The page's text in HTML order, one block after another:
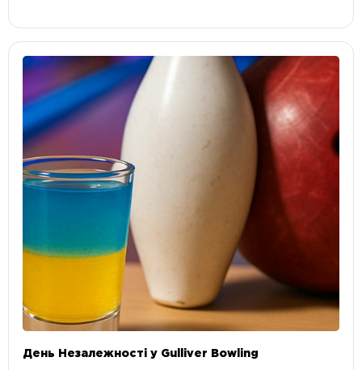
День Незалежності у Gulliver Bowling